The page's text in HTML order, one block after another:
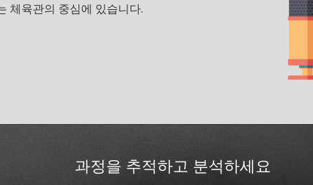
체육관의 중심에 있습니다.
과정을 추적하고 분석하세요